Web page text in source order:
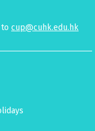
cup@cuhk.edu.hk